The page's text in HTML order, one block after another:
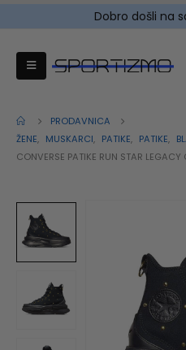
Dobro došli na
PRODAVNICA
ŽENE, MUSKARCI, PATIKE, PATIKE,
CONVERSE PATIKE RUN STAR LEGACY